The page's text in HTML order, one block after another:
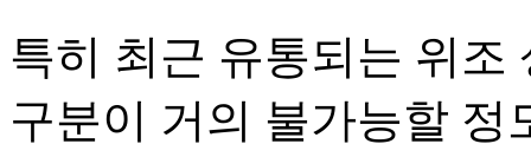
특히 최근 유통되는 위조
구분이 거의 불가능할 정